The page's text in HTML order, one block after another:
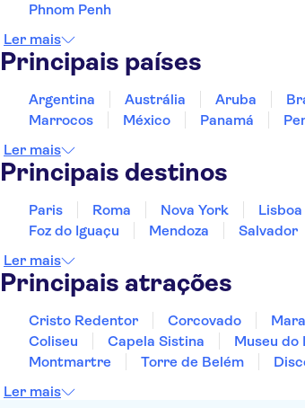
Phnom Penh
Ler mais
Principais países
Argentina Austrália Aruba
Marrocos
México Panamá
Ler mais
Principais destinos
Paris Roma Nova York Lisboa
Foz do Iguaçu
Mendoza Salvador
Ler mais
Principais atrações
Cristo Redentor Corcovado
Coliseu
Capela Sistina Museu do
Montmartre
Torre de Belém
Ler mais